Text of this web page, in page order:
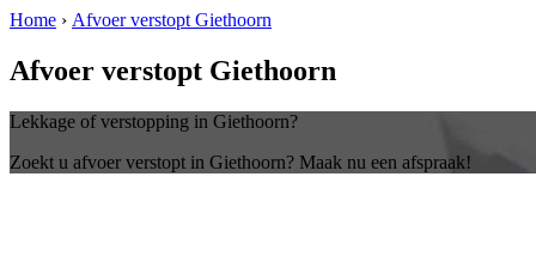
Home › Afvoer verstopt Giethoorn
Afvoer verstopt Giethoorn
Lekkage of verstopping in Giethoorn?
Zoekt u afvoer verstopt in Giethoorn? Maak nu een afspraak!